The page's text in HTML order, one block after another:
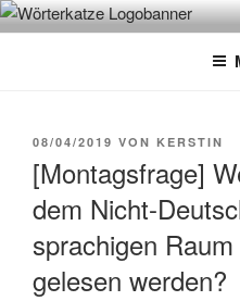
Zum
InhaltVon Büchern erzählen
VERÖFFENTLICHT
08/04/2019 VON KERSTIN
[Montagsfrage]
dem Nicht-
sprachigen
gelesen werden?